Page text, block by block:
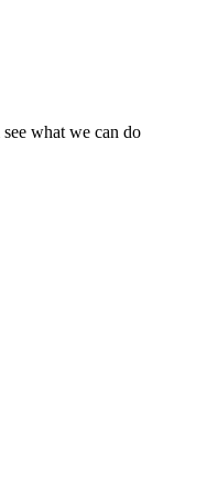
what we can do